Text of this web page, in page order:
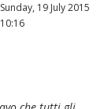
Sunday, 19 July 2015
10:16